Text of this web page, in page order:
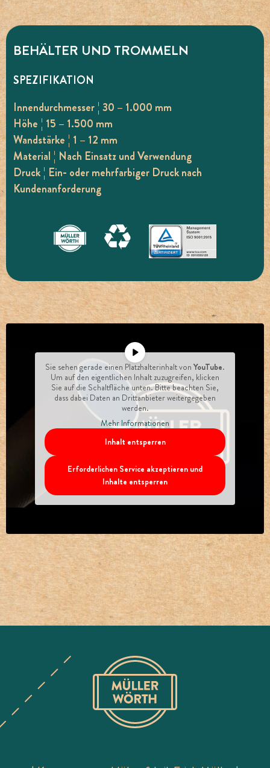
BEHÄLTER UND TROMMELN
SPEZIFIKATION
Innendurchmesser ¦ 30 – 1.000 mm
Höhe ¦ 15 – 1.500 mm
Wandstärke ¦ 1 – 12 mm
Material ¦ Nach Einsatz und Verwendung
Druck ¦ Ein- oder mehrfarbiger Druck nach
Kundenanforderung
Sie sehen gerade einen Platzhalterinhalt von YouTube.
Um auf den eigentlichen Inhalt zuzugreifen, klicken
Sie auf die Schaltfläche unten. Bitte beachten Sie,
dass dabei Daten an Drittanbieter weitergegeben
werden.
Mehr Informationen
Inhalt entsperren
Erforderlichen Service akzeptieren und
Inhalte entsperren